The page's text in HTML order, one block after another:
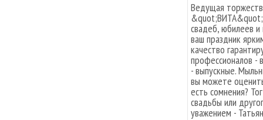
Ведущая
свадеб, юбилеев
ваш праздник
качество
профессионалов -
- выпускные.
вы можете
есть сомнения?
свадьбы или
уважением -